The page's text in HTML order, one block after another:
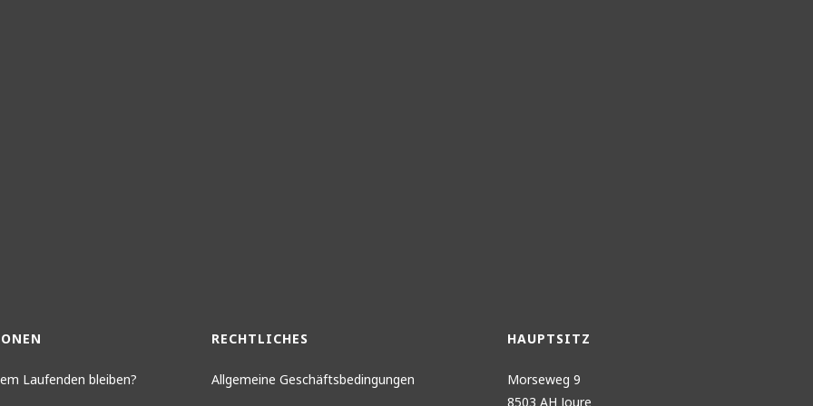
Laufenden bleiben?
RECHTLICHES
Allgemeine Geschäftsbedingungen
HAUPTSITZ
Morseweg 9
8503 AH Joure